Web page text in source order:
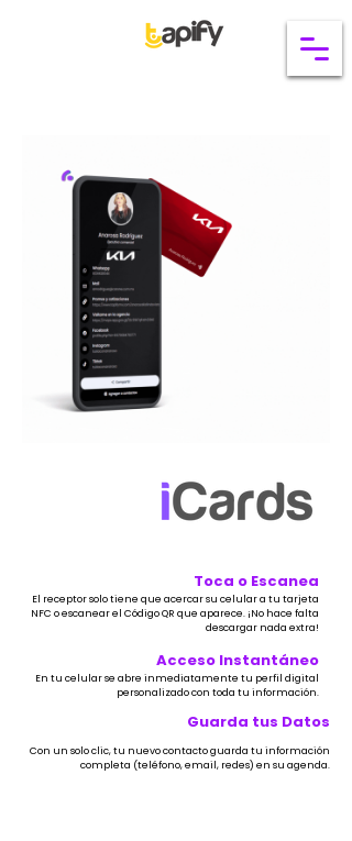
Toca o Escanea
El receptor solo tiene que acercar su celular a tu tarjeta
NFC o escanear el Código QR que aparece. ¡No hace falta
descargar nada extra!
Acceso Instantáneo
En tu celular se abre inmediatamente tu perfil digital
personalizado con toda tu información.
Guarda tus Datos
Con un solo clic, tu nuevo contacto guarda tu información
completa (teléfono, email, redes) en su agenda.